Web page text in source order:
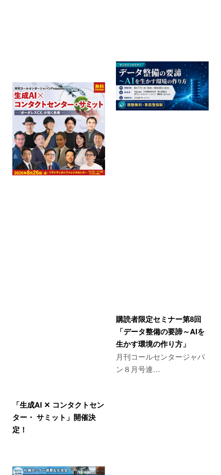
「生成AI ✕ コンタクトセン
ター・ サミット」開催決
定！
購読者限定セミナー第8回
「データ整備の要諦～AIを
生かす環境の作り方」
月刊コールセンタージャパ
ン８月号連…